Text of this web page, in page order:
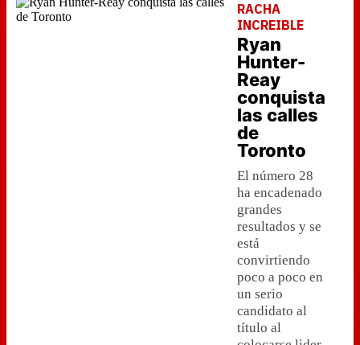
RACHA
INCREIBLE
Ryan
Hunter-
Reay
conquista
las calles
de
Toronto
El número 28
ha encadenado
grandes
resultados y se
está
convirtiendo
poco a poco en
un serio
candidato al
título al